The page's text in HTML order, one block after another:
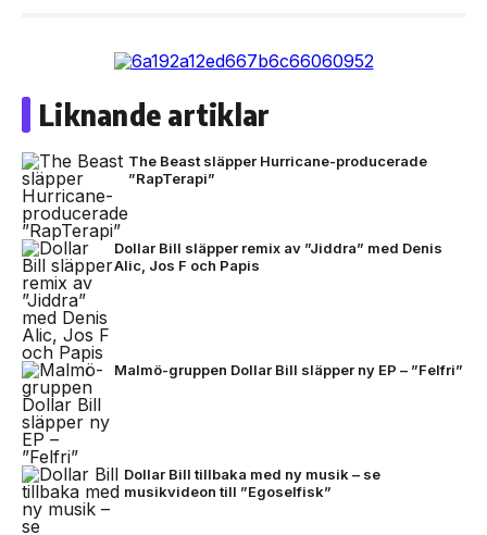
Liknande artiklar
The Beast släpper Hurricane-producerade
”RapTerapi”
Dollar Bill släpper remix av ”Jiddra” med Denis
Alic, Jos F och Papis
Malmö-gruppen Dollar Bill släpper ny EP – ”Felfri”
Dollar Bill tillbaka med ny musik – se
musikvideon till ”Egoselfisk”